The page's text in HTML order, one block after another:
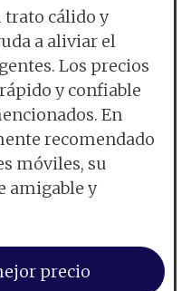
trato cálido y
a aliviar el
Los precios
y confiable
En
recomendado
móviles, su
amigable y
precio